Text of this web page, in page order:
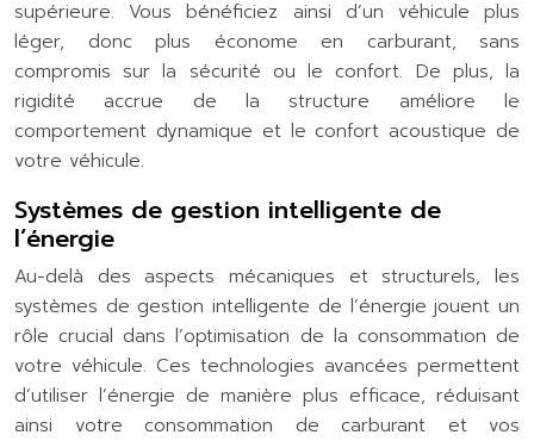
supérieure. Vous bénéficiez ainsi d’un véhicule plus
léger, donc plus économe en carburant, sans
compromis sur la sécurité ou le confort. De plus, la
rigidité accrue de la structure améliore le
comportement dynamique et le confort acoustique de
votre véhicule.
Systèmes de gestion intelligente de
l’énergie
Au-delà des aspects mécaniques et structurels, les
systèmes de gestion intelligente de l’énergie jouent un
rôle crucial dans l’optimisation de la consommation de
votre véhicule. Ces technologies avancées permettent
d’utiliser l’énergie de manière plus efficace, réduisant
ainsi votre consommation de carburant et vos